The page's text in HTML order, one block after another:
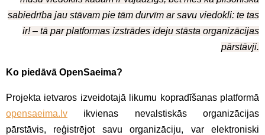
sabiedrība jau stāvam pie tām durvīm ar savu viedokli: te tas
ir! – tā par platformas izstrādes ideju stāsta organizācijas
pārstāvji.
Ko piedāvā OpenSaeima?
Projekta ietvaros izveidotajā likumu kopradīšanas platformā
opensaeima.lv ikvienas nevalstiskās organizācijas
pārstāvis, reģistrējot savu organizāciju, var elektroniski